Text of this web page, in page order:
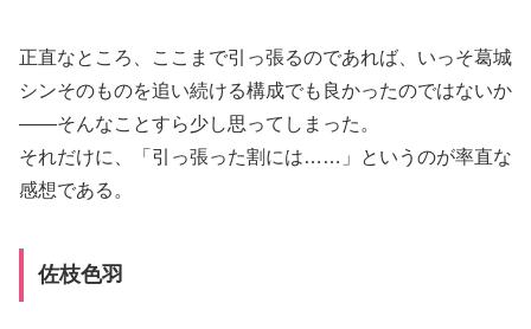
正直なところ、ここまで引っ張るのであれば、いっそ葛城
シンそのものを追い続ける構成でも良かったのではないか
――そんなことすら少し思ってしまった。
それだけに、「引っ張った割には……」というのが率直な
感想である。
佐枝色羽